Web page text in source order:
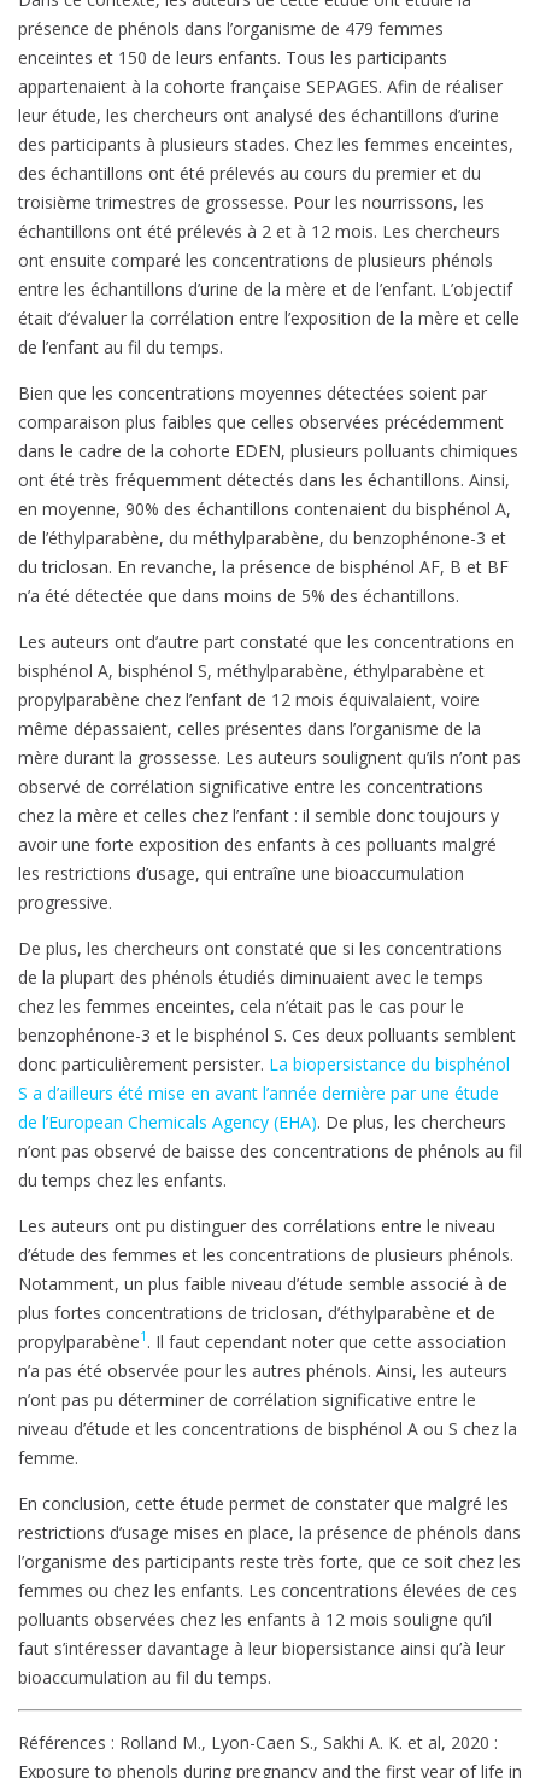
présence de phénols dans l’organisme de 479 femmes
enceintes et 150 de leurs enfants. Tous les participants
appartenaient à la cohorte française SEPAGES. Afin de réaliser
leur étude, les chercheurs ont analysé des échantillons d’urine
des participants à plusieurs stades. Chez les femmes enceintes,
des échantillons ont été prélevés au cours du premier et du
troisième trimestres de grossesse. Pour les nourrissons, les
échantillons ont été prélevés à 2 et à 12 mois. Les chercheurs
ont ensuite comparé les concentrations de plusieurs phénols
entre les échantillons d’urine de la mère et de l’enfant. L’objectif
était d’évaluer la corrélation entre l’exposition de la mère et celle
de l’enfant au fil du temps.
Bien que les concentrations moyennes détectées soient par
comparaison plus faibles que celles observées précédemment
dans le cadre de la cohorte EDEN, plusieurs polluants chimiques
ont été très fréquemment détectés dans les échantillons. Ainsi,
en moyenne, 90% des échantillons contenaient du bisphénol A,
de l’éthylparabène, du méthylparabène, du benzophénone-3 et
du triclosan. En revanche, la présence de bisphénol AF, B et BF
n’a été détectée que dans moins de 5% des échantillons.
Les auteurs ont d’autre part constaté que les concentrations en
bisphénol A, bisphénol S, méthylparabène, éthylparabène et
propylparabène chez l’enfant de 12 mois équivalaient, voire
même dépassaient, celles présentes dans l’organisme de la
mère durant la grossesse. Les auteurs soulignent qu’ils n’ont pas
observé de corrélation significative entre les concentrations
chez la mère et celles chez l’enfant : il semble donc toujours y
avoir une forte exposition des enfants à ces polluants malgré
les restrictions d’usage, qui entraîne une bioaccumulation
progressive.
De plus, les chercheurs ont constaté que si les concentrations
de la plupart des phénols étudiés diminuaient avec le temps
chez les femmes enceintes, cela n’était pas le cas pour le
benzophénone-3 et le bisphénol S. Ces deux polluants semblent
donc particulièrement persister. La biopersistance du bisphénol
S a d’ailleurs été mise en avant l’année dernière par une étude
de l’European Chemicals Agency (EHA). De plus, les chercheurs
n’ont pas observé de baisse des concentrations de phénols au fil
du temps chez les enfants.
Les auteurs ont pu distinguer des corrélations entre le niveau
d’étude des femmes et les concentrations de plusieurs phénols.
Notamment, un plus faible niveau d’étude semble associé à de
plus fortes concentrations de triclosan, d’éthylparabène et de
propylparabène1 . Il faut cependant noter que cette association
n’a pas été observée pour les autres phénols. Ainsi, les auteurs
n’ont pas pu déterminer de corrélation significative entre le
niveau d’étude et les concentrations de bisphénol A ou S chez la
femme.
En conclusion, cette étude permet de constater que malgré les
restrictions d’usage mises en place, la présence de phénols dans
l’organisme des participants reste très forte, que ce soit chez les
femmes ou chez les enfants. Les concentrations élevées de ces
polluants observées chez les enfants à 12 mois souligne qu’il
faut s’intéresser davantage à leur biopersistance ainsi qu’à leur
bioaccumulation au fil du temps.
Références : Rolland M., Lyon-Caen S., Sakhi A. K. et al, 2020 :
Exposure to phenols during pregnancy and the first year of life in